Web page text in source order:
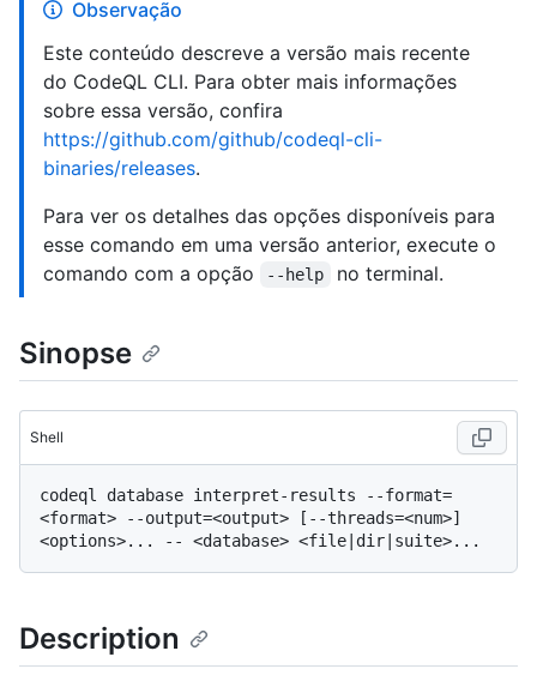
Observação
Este conteúdo descreve a versão mais recente
do CodeQL CLI. Para obter mais informações
sobre essa versão, confira
https://github.com/github/codeql-cli-
binaries/releases.
Para ver os detalhes das opções disponíveis para
esse comando em uma versão anterior, execute o
comando com a opção
--help no terminal.
Sinopse
Shell
codeql database interpret-results --format=
<format> --output=<output> [--threads=<num>]
Description